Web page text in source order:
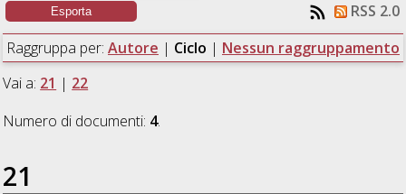
RSS 2.0
Raggruppa per: Autore | Ciclo | Nessun raggruppamento
Vai a: 21 | 22
Numero di documenti: 4.
21